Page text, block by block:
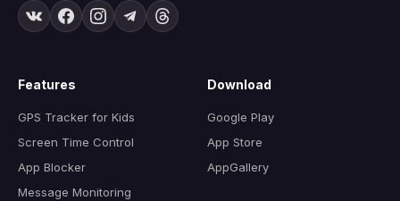
Features
GPS Tracker for Kids
Screen Time Control
App Blocker
Message Monitoring
Download
Google Play
App Store
AppGallery